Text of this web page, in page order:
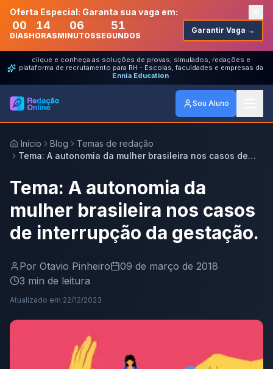
Oferta Especial: Garanta sua vaga em:
00
DIAS
14
HORAS
06
MINUTOS
51
SEGUNDOS
Garantir Vaga →
clique e conheça as soluções de provas, simulados, redações e
plataforma de recrutamento para RH - Escolas, faculdades e empresas da
Ennia Education
Sou Aluno
Início Blog
Temas de redação
Tema: A autonomia da mulher brasileira nos casos de
Tema: A autonomia da
mulher brasileira nos casos
de interrupção da gestação.
Por Otavio Pinheiro
09 de março de 2018
3 min de leitura
Atualizado em 22/12/2023